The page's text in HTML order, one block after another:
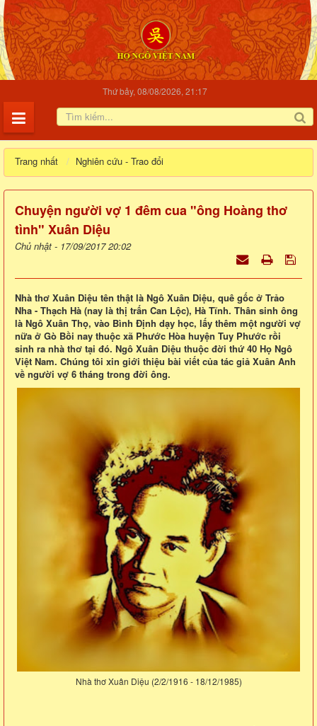
Thứ bảy, 08/08/2026, 21:17
Trang nhất Nghiên cứu - Trao đổi
Chuyện người vợ 1 đêm cua "ông Hoàng thơ
tình" Xuân Diệu
Chủ nhật - 17/09/2017 20:02
Nhà thơ Xuân Diệu tên thật là Ngô Xuân Diệu, quê gốc ở Trảo
Nha - Thạch Hà (nay là thị trấn Can Lộc), Hà Tĩnh. Thân sinh ông
là Ngô Xuân Thọ, vào Bình Định dạy học, lấy thêm một người vợ
nữa ở Gò Bồi nay thuộc xã Phước Hòa huyện Tuy Phước rồi
sinh ra nhà thơ tại đó. Ngô Xuân Diệu thuộc đời thứ 40 Họ Ngô
Việt Nam. Chúng tôi xin giới thiệu bài viết của tác giả Xuân Anh
về người vợ 6 tháng trong đời ông.
Nhà thơ Xuân Diệu (2/2/1916 - 18/12/1985)